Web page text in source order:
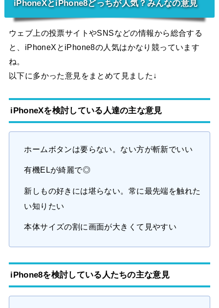
iPhoneXとiPhone8どっちが人気？みんなの意見
ウェブ上の投票サイトやSNSなどの情報から総合する
と、iPhoneXとiPhone8の人気はかなり競っています
ね。
以下に多かった意見をまとめて見ました↓
iPhoneXを検討している人達の主な意見
ホームボタンは要らない。ない方が斬新でいい
有機ELが綺麗で◎
新しもの好きには堪らない。常に最先端を触れた
い知りたい
本体サイズの割に画面が大きくて見やすい
iPhone8を検討している人たちの主な意見